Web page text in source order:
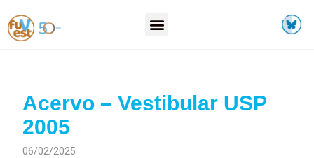
Acervo – Vestibular USP
2005
06/02/2025